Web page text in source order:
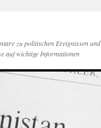
zu politischen Ereignissen und
auf wichtige Informationen